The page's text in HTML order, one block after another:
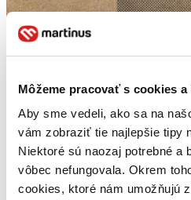
Môžeme pracovať s cookies
Aby sme vedeli, ako sa na
vám zobraziť tie najlepšie tipy
Niektoré sú naozaj potrebné a
vôbec nefungovala. Okrem
cookies, ktoré nám umožňujú